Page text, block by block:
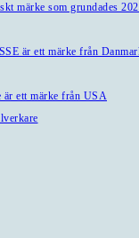
märke som grundades
är ett märke från
är ett märke från USA